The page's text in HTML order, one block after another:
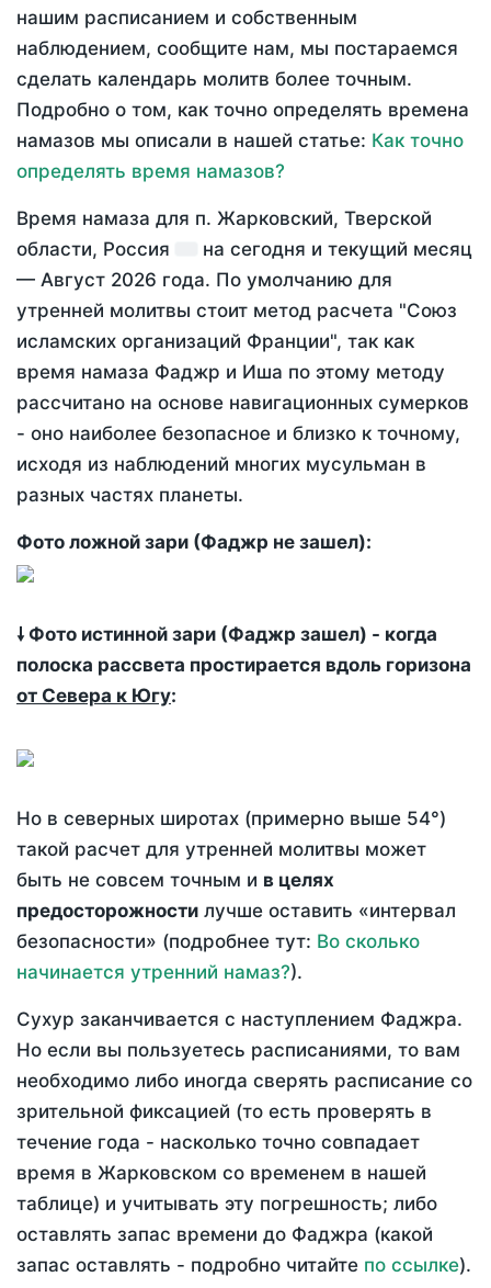
нашим расписанием и собственным
наблюдением, сообщите нам, мы постараемся
сделать календарь молитв более точным.
Подробно о том, как точно определять времена
намазов мы описали в нашей статье: Как точно
определять время намазов?
Время намаза для п. Жарковский, Тверской
области, Россия
на сегодня и текущий месяц
— Август 2026 года. По умолчанию для
утренней молитвы стоит метод расчета "Союз
исламских организаций Франции", так как
время намаза Фаджр и Иша по этому методу
рассчитано на основе навигационных сумерков
- оно наиболее безопасное и близко к точному,
исходя из наблюдений многих мусульман в
разных частях планеты.
Фото ложной зари (Фаджр не зашел):
🠗 Фото истинной зари (Фаджр зашел) - когда
полоска рассвета простирается вдоль горизона
от Севера к Югу:
Но в северных широтах (примерно выше 54°)
такой расчет для утренней молитвы может
быть не совсем точным и в целях
предосторожности лучше оставить «интервал
безопасности» (подробнее тут: Во сколько
начинается утренний намаз?).
Сухур заканчивается с наступлением Фаджра.
Но если вы пользуетесь расписаниями, то вам
необходимо либо иногда сверять расписание со
зрительной фиксацией (то есть проверять в
течение года - насколько точно совпадает
время в Жарковском со временем в нашей
таблице) и учитывать эту погрешность; либо
оставлять запас времени до Фаджра (какой
запас оставлять - подробно читайте по ссылке).